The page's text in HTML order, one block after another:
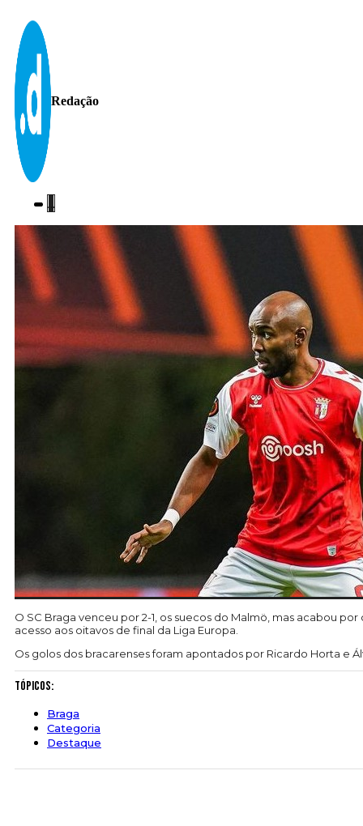
Redação
O SC Braga venceu por 2-1, os suecos do Malmö, mas acabou
acesso aos oitavos de final da Liga Europa.
Os golos dos bracarenses foram apontados por Ricardo Horta e
Tópicos:
Braga
Categoria
Destaque